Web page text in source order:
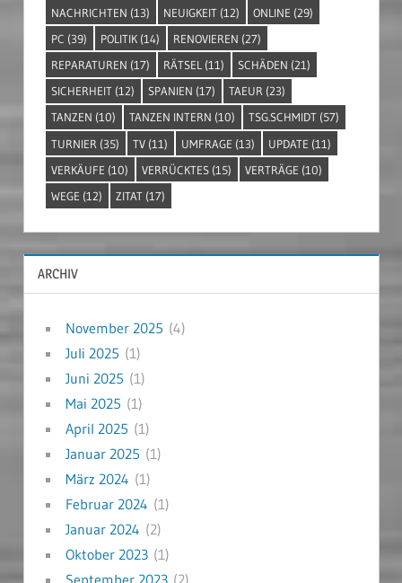
NACHRICHTEN (13) NEUIGKEIT (12) ONLINE (29)
PC (39) POLITIK (14) RENOVIEREN (27)
REPARATUREN (17) RÄTSEL (11) SCHÄDEN (21)
SICHERHEIT (12) SPANIEN (17) TAEUR (23)
TANZEN (10) TANZEN INTERN (10) TSG.SCHMIDT (57)
TURNIER (35) TV (11) UMFRAGE (13) UPDATE (11)
VERKÄUFE (10) VERRÜCKTES (15) VERTRÄGE (10)
WEGE (12) ZITAT (17)
ARCHIV
November 2025 (4)
Juli 2025 (1)
Juni 2025 (1)
Mai 2025 (1)
April 2025 (1)
Januar 2025 (1)
März 2024 (1)
Februar 2024 (1)
Januar 2024 (2)
Oktober 2023(1)